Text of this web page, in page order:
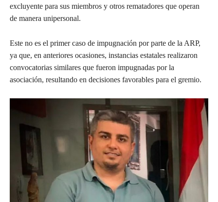
excluyente para sus miembros y otros rematadores que operan
de manera unipersonal.
Este no es el primer caso de impugnación por parte de la ARP,
ya que, en anteriores ocasiones, instancias estatales realizaron
convocatorias similares que fueron impugnadas por la
asociación, resultando en decisiones favorables para el gremio.